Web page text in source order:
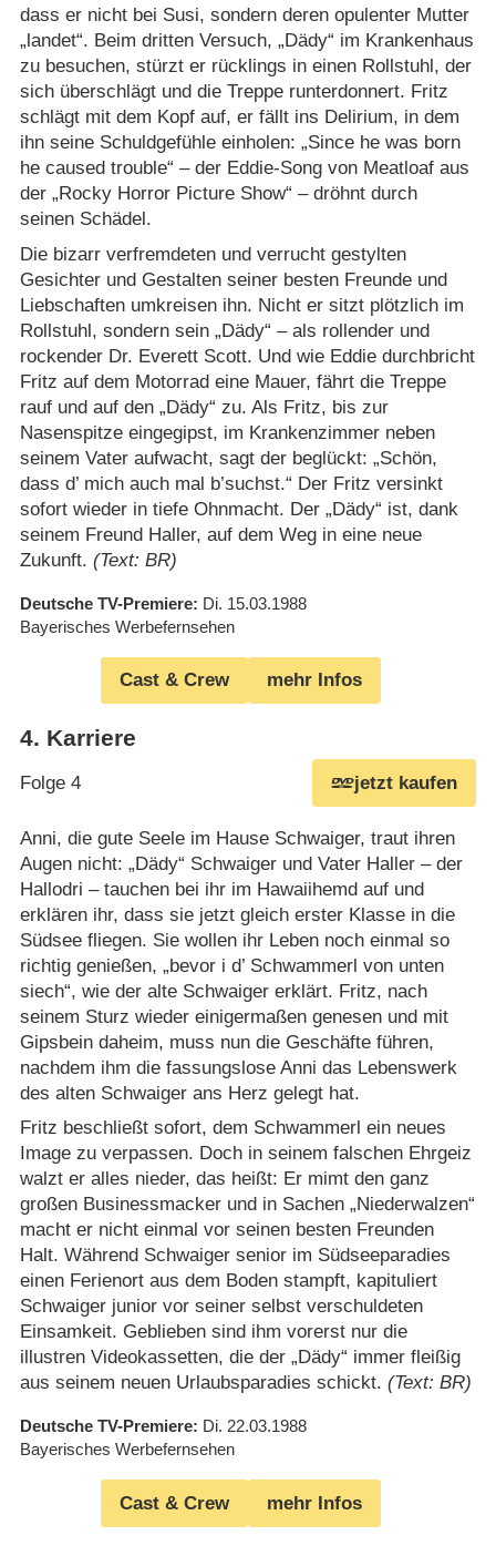
dass er nicht bei Susi, sondern deren opulenter Mutter
„landet“. Beim dritten Versuch, „Dädy“ im Krankenhaus
zu besuchen, stürzt er rücklings in einen Rollstuhl, der
sich überschlägt und die Treppe runterdonnert. Fritz
schlägt mit dem Kopf auf, er fällt ins Delirium, in dem
ihn seine Schuldgefühle einholen: „Since he was born
he caused trouble“ – der Eddie-Song von Meatloaf aus
der „Rocky Horror Picture Show“ – dröhnt durch
seinen Schädel.
Die bizarr verfremdeten und verrucht gestylten
Gesichter und Gestalten seiner besten Freunde und
Liebschaften umkreisen ihn. Nicht er sitzt plötzlich im
Rollstuhl, sondern sein „Dädy“ – als rollender und
rockender Dr. Everett Scott. Und wie Eddie durchbricht
Fritz auf dem Motorrad eine Mauer, fährt die Treppe
rauf und auf den „Dädy“ zu. Als Fritz, bis zur
Nasenspitze eingegipst, im Krankenzimmer neben
seinem Vater aufwacht, sagt der beglückt: „Schön,
dass d’ mich auch mal b’suchst.“ Der Fritz versinkt
sofort wieder in tiefe Ohnmacht. Der „Dädy“ ist, dank
seinem Freund Haller, auf dem Weg in eine neue
Zukunft. (Text: BR)
Deutsche TV-Premiere Di. 15.03.1988
Bayerisches Werbefernsehen
Cast & Crew mehr Infos
4. Karriere
Folge 4 jetzt kaufen
Anni, die gute Seele im Hause Schwaiger, traut ihren
Augen nicht: „Dädy“ Schwaiger und Vater Haller – der
Hallodri – tauchen bei ihr im Hawaiihemd auf und
erklären ihr, dass sie jetzt gleich erster Klasse in die
Südsee fliegen. Sie wollen ihr Leben noch einmal so
richtig genießen, „bevor i d’ Schwammerl von unten
siech“, wie der alte Schwaiger erklärt. Fritz, nach
seinem Sturz wieder einigermaßen genesen und mit
Gipsbein daheim, muss nun die Geschäfte führen,
nachdem ihm die fassungslose Anni das Lebenswerk
des alten Schwaiger ans Herz gelegt hat.
Fritz beschließt sofort, dem Schwammerl ein neues
Image zu verpassen. Doch in seinem falschen Ehrgeiz
walzt er alles nieder, das heißt: Er mimt den ganz
großen Businessmacker und in Sachen „Niederwalzen“
macht er nicht einmal vor seinen besten Freunden
Halt. Während Schwaiger senior im Südseeparadies
einen Ferienort aus dem Boden stampft, kapituliert
Schwaiger junior vor seiner selbst verschuldeten
Einsamkeit. Geblieben sind ihm vorerst nur die
illustren Videokassetten, die der „Dädy“ immer fleißig
aus seinem neuen Urlaubsparadies schickt. (Text: BR)
Deutsche TV-Premiere Di. 22.03.1988
Bayerisches Werbefernsehen
Cast & Crew mehr Infos